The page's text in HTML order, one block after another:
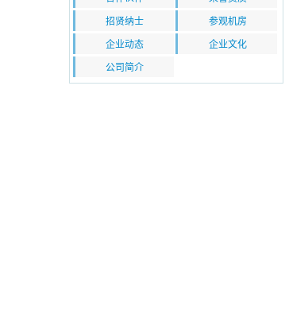
招贤纳士
参观机房
企业动态
企业文化
公司简介